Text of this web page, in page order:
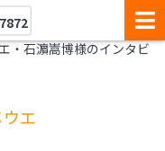
・石濵嵩博様のインタビ
エ